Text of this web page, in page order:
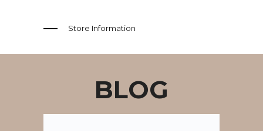
Store Information
BLOG